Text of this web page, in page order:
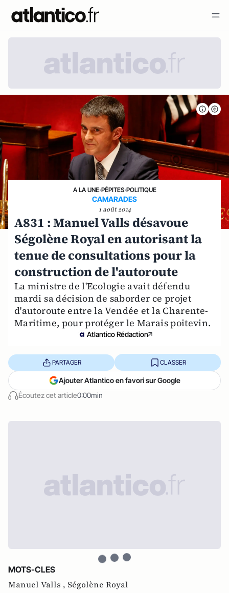
A LA UNE›PÉPITES›POLITIQUE
CAMARADES
1 août 2014
A831 : Manuel Valls désavoue
Ségolène Royal en autorisant la
tenue de consultations pour la
construction de l'autoroute
La ministre de l'Ecologie avait défendu
mardi sa décision de saborder ce projet
d'autoroute entre la Vendée et la Charente-
Maritime, pour protéger le Marais poitevin.
Atlantico Rédaction
Écoutez cet article0:00min
PARTAGER CLASSER
Ajouter Atlantico en favori sur Google
MOTS-CLES
Manuel Valls , Ségolène Royal